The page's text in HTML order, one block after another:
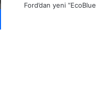
Ford’dan yeni